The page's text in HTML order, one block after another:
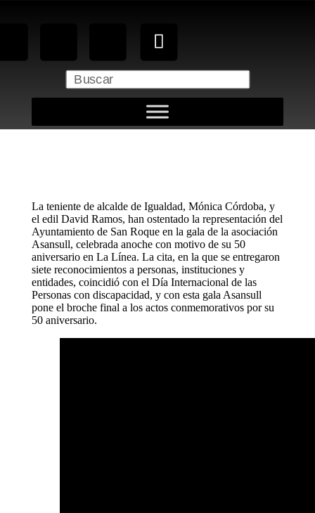
La teniente de alcalde de Igualdad, Mónica Córdoba, y
el edil David Ramos, han ostentado la representación del
Ayuntamiento de San Roque en la gala de la asociación
Asansull, celebrada anoche con motivo de su 50
aniversario en La Línea. La cita, en la que se entregaron
siete reconocimientos a personas, instituciones y
entidades, coincidió con el Día Internacional de las
Personas con discapacidad, y con esta gala Asansull
pone el broche final a los actos conmemorativos por su
50 aniversario.